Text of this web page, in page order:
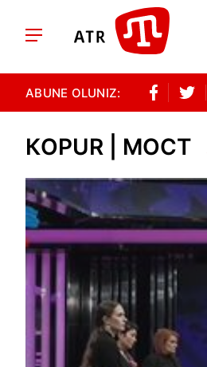
ABUNE OLUNIZ:
КOPUR | МОСТ